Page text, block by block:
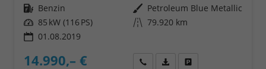
Kraftstoff Benzin Außenfarbe Petroleum Blue Metallic
Leistung 85 kW (116 PS) Kilometerstand 79.920 km
01.08.2019
14.990,– € Wir rufen Sie anFahrzeugexposé (PDF)